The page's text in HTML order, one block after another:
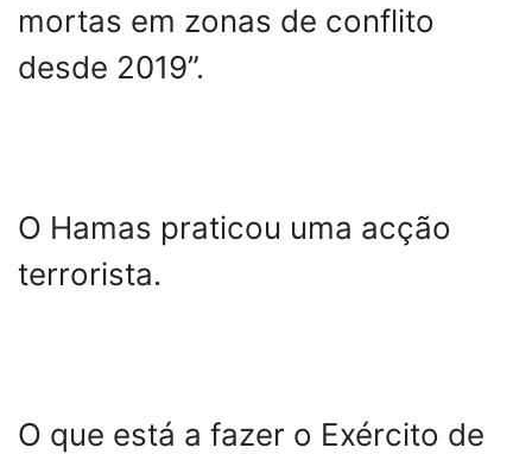
mortas em zonas de conflito
desde 2019”.
O Hamas praticou uma acção
terrorista.
O que está a fazer o Exército de